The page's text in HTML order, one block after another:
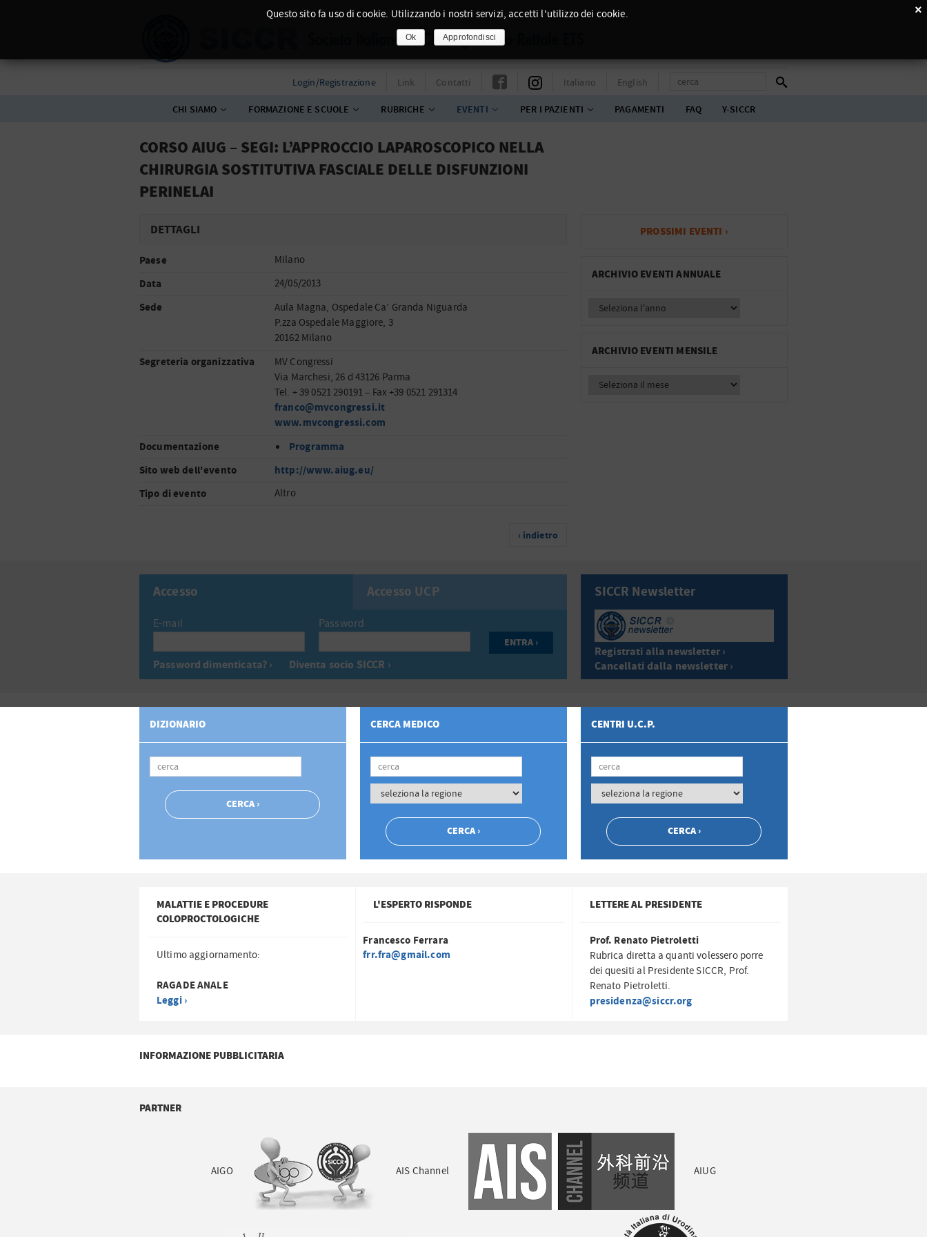
Login/Registrazione Link Contatti Italiano English
CHI SIAMO FORMAZIONE E SCUOLE RUBRICHE EVENTI PER I PAZIENTI PAGAMENTI FAQ Y-SICCR
CORSO AIUG – SEGI: L’APPROCCIO LAPAROSCOPICO NELLA
CHIRURGIA SOSTITUTIVA FASCIALE DELLE DISFUNZIONI
PERINELAI
DETTAGLI
Paese Milano
Data 24/05/2013
Sede
Aula Magna, Ospedale Ca’ Granda Niguarda
P.zza Ospedale Maggiore, 3
20162 Milano
Segreteria organizzativa
MV Congressi
Via Marchesi, 26 d 43126 Parma
Tel. + 39 0521 290191 – Fax +39 0521 291314
franco@mvcongressi.it
www.mvcongressi.com
Documentazione
Programma
Sito web dell'evento
http://www.aiug.eu/
Tipo di evento
Altro
‹ indietro
PROSSIMI EVENTI ›
ARCHIVIO EVENTI ANNUALE
ARCHIVIO EVENTI MENSILE
Accesso Accesso UCP
E-mail Password
Password dimenticata? › Diventa socio SICCR ›
SICCR Newsletter
Registrati alla newsletter ›
Cancellati dalla newsletter ›
DIZIONARIO CERCA MEDICO CENTRI U.C.P.
MALATTIE E PROCEDURE
COLOPROCTOLOGICHE
Ultimo aggiornamento:
RAGADE ANALE
Leggi ›
L'ESPERTO RISPONDE
Francesco Ferrara
frr.fra@gmail.com
LETTERE AL PRESIDENTE
Prof. Renato Pietroletti
Rubrica diretta a quanti volessero porre
dei quesiti al Presidente SICCR, Prof.
Renato Pietroletti.
presidenza@siccr.org
INFORMAZIONE PUBBLICITARIA
PARTNER
AIGO AIS Channel AIUG
×
Questo sito fa uso di cookie. Utilizzando i nostri servizi, accetti l'utilizzo dei cookie.
Ok Approfondisci